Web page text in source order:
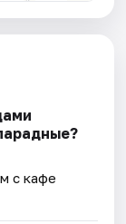
с кафе